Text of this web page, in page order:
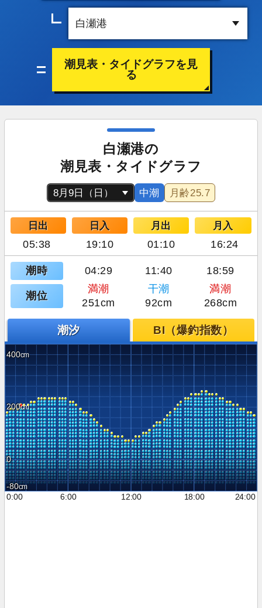
潮見表・タイドグラフを見
る
白瀬港の
潮見表・タイドグラフ
中潮 月齢25.7
日出 日入 月出 月入
05:38 19:10 01:10 16:24
潮時 04:29 11:40 18:59
潮位
満潮 干潮
満潮
251cm
92cm 268cm
潮汐 BI（爆釣指数）
400
200
0
-80
0:00
6:00 12:00 18:00 24:00